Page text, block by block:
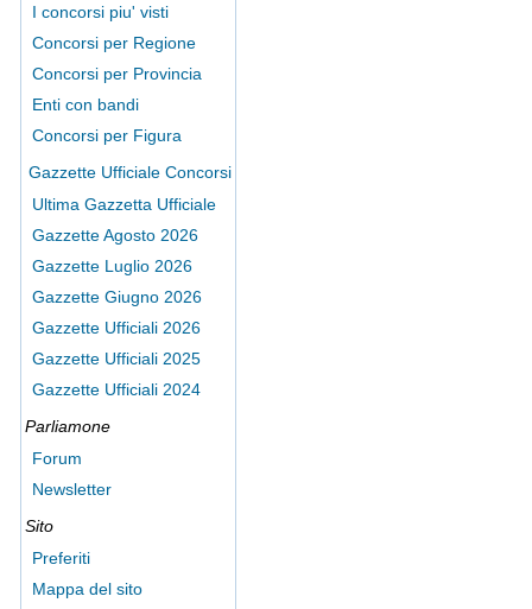
I concorsi piu' visti
Concorsi per Regione
Concorsi per Provincia
Enti con bandi
Concorsi per Figura
Gazzette Ufficiale Concorsi
Ultima Gazzetta Ufficiale
Gazzette Agosto 2026
Gazzette Luglio 2026
Gazzette Giugno 2026
Gazzette Ufficiali 2026
Gazzette Ufficiali 2025
Gazzette Ufficiali 2024
Parliamone
Forum
Newsletter
Sito
Preferiti
Mappa del sito